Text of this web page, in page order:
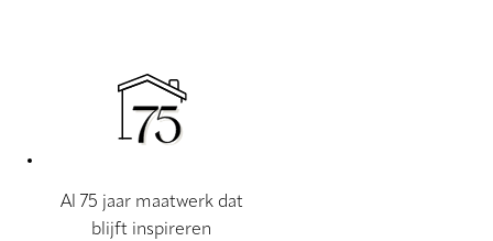
Al 75 jaar maatwerk dat
blijft inspireren